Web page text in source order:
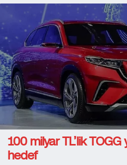
100 milyar TL’lik TOGG
hedef